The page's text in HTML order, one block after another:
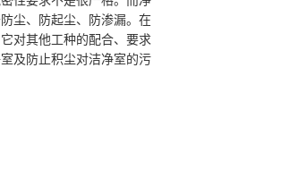
尘、防起尘、防渗漏。在
对其他工种的配合、要求
及防止积尘对洁净室的污